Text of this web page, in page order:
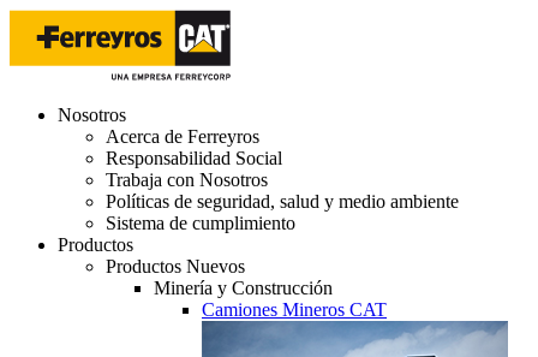
Nosotros
Acerca de Ferreyros
Responsabilidad Social
Trabaja con Nosotros
Políticas de seguridad, salud y medio ambiente
Sistema de cumplimiento
Productos
Productos Nuevos
Minería y Construcción
Camiones Mineros CAT